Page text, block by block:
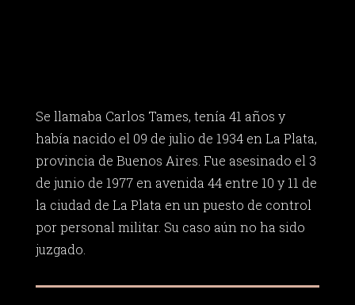
Se llamaba Carlos Tames, tenía 41 años y
había nacido el 09 de julio de 1934 en La Plata,
provincia de Buenos Aires. Fue asesinado el 3
de junio de 1977 en avenida 44 entre 10 y 11 de
la ciudad de La Plata en un puesto de control
por personal militar. Su caso aún no ha sido
juzgado.